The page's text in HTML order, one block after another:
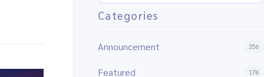
Categories
Announcement 356
Featured 176